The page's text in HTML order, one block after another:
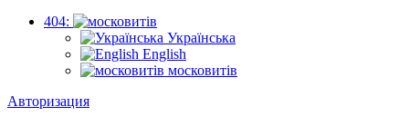
404:
Українська
English
московитів
Авторизация